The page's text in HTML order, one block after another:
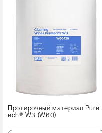
Протирочный материал Puret
ech® W3 (W60)